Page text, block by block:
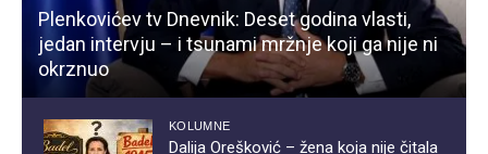
Plenkovićev tv Dnevnik: Deset godina vlasti,
jedan intervju – i tsunami mržnje koji ga nije ni
okrznuo
KOLUMNE
Dalija Orešković – žena koja nije čitala